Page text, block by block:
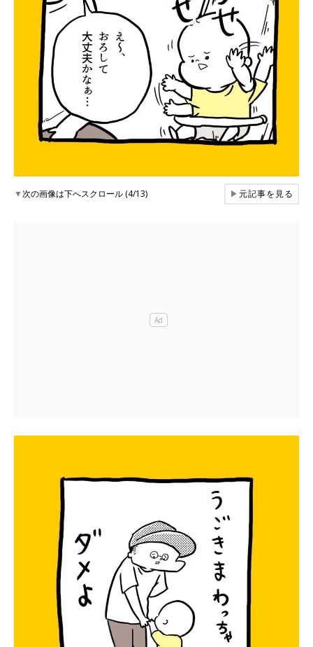
▼次の画像は下へスクロール (4/13) ▶元記事を見る